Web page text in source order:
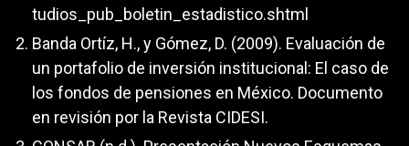
tudios_pub_boletin_estadistico.shtml
Banda Ortíz, H., y Gómez, D. (2009). Evaluación de
un portafolio de inversión institucional: El caso de
los fondos de pensiones en México. Documento
en revisión por la Revista CIDESI.